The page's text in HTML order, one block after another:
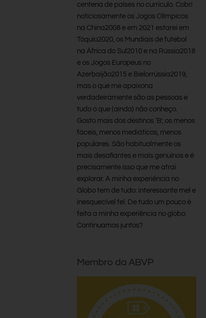
centena de países no currículo. Cobri
noticiosamente os Jogos Olímpicos
na China2008 e em 2021 estarei em
Tóquio2020, os Mundiais de futebol
na África do Sul2010 e na Rússia2018
e os Jogos Europeus no
Azerbaijão2015 e Bielorrússia2019,
mas o que me apaixona
verdadeiramente são as pessoas e
tudo o que (ainda) não conheço.
Gosto mais dos destinos ‘B’, os menos
fáceis, menos mediáticos, menos
populares. São habitualmente os
mais desafiantes e mais genuínos e é
precisamente isso que me atrai
explorar. A minha experiência no
Globo tem de tudo: interessante mel e
inesquecível fel. De tudo um pouco é
feita a minha experiência no globo.
Continuamos juntos?
Membro da ABVP